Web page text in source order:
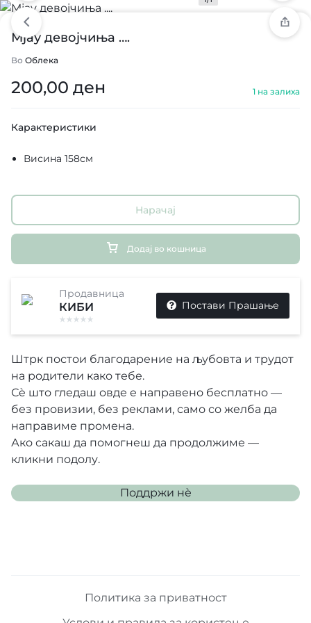
Мјау девојчиња ….
Во Облека
200,00 ден 1 на залиха
Карактеристики
Висина 158см
Додај во кошница
Нарачај
Продавница
КИБИ Постави Прашање
Штрк постои благодарение на љубовта и трудот
на родители како тебе.
Сè што гледаш овде е направено бесплатно —
без провизии, без реклами, само со желба да
направиме промена.
Ако сакаш да помогнеш да продолжиме —
кликни подолу.
Поддржи нѐ
Политика за приватност